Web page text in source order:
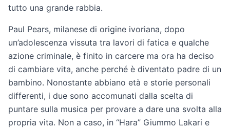
tutto una grande rabbia.
Paul Pears, milanese di origine ivoriana, dopo
un’adolescenza vissuta tra lavori di fatica e qualche
azione criminale, è finito in carcere ma ora ha deciso
di cambiare vita, anche perché è diventato padre di un
bambino. Nonostante abbiano età e storie personali
differenti, i due sono accomunati dalla scelta di
puntare sulla musica per provare a dare una svolta alla
propria vita. Non a caso, in “Hara” Giummo Lakari e